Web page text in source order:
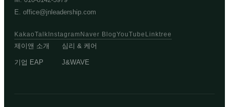
E. office@jnleadership.com
KakaoTalkInstagram Naver BlogYouTube Linktree
제이앤 소개 심리 & 케어
기업 EAP J&WAVE